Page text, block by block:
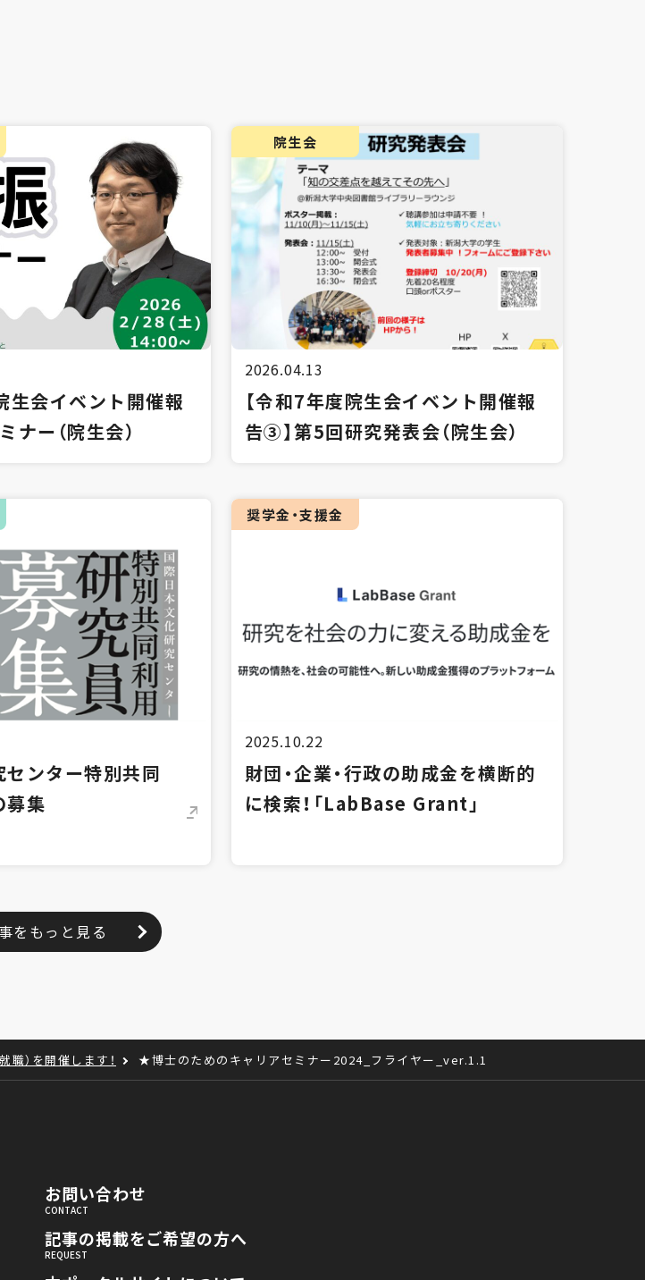
生会イベント開催報
ナー（院生会）
院生会
2026.04.13
【令和7年度院生会イベント開催報
告③】第5回研究発表会（院生会）
ンター特別共同
募集
奨学金・支援金
2025.10.22
財団・企業・行政の助成金を横断的
に検索！「LabBase Grant」
をもっと見る
）を開催します！ ★博士のためのキャリアセミナー2024_フライヤー_ver.1.1
お問い合わせ
記事の掲載をご希望の方へ